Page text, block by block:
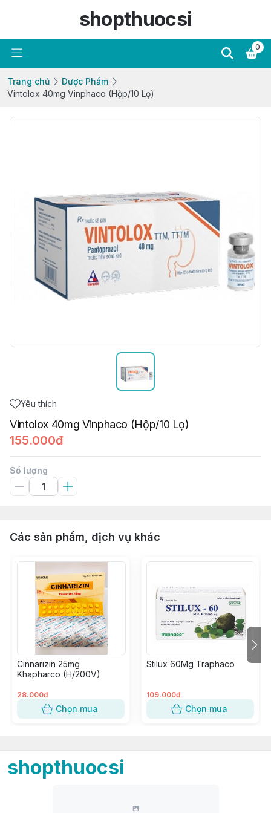
shopthuocsi
0
Trang chủ
Dược Phẩm
Vintolox 40mg Vinphaco (Hộp/10 Lọ)
Yêu thích
Vintolox 40mg Vinphaco (Hộp/10 Lọ)
155.000đ
Số lượng
Các sản phẩm, dịch vụ khác
Cinnarizin 25mg
Khapharco (H/200V)
28.000đ
Chọn mua
Stilux 60Mg Traphaco
109.000đ
Chọn mua
shopthuocsi